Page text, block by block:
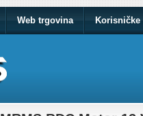
Web trgovina Korisničke